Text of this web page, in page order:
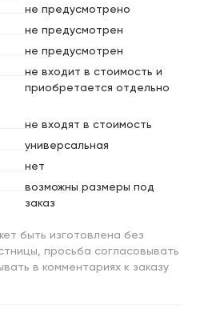
не предусмотрено
не предусмотрен
не предусмотрен
не входит в стоимость и
приобретается отдельно
не входят в стоимость
универсальная
нет
возможны размеры под
заказ
быть изготовлена без
просьба согласовывать
в комментариях к заказу